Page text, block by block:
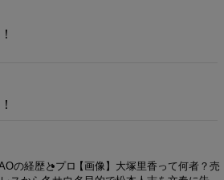
の経歴とプロ【画像】大塚里香って何者？売